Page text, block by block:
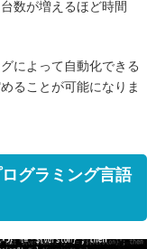
数が増えるほど時間
によって自動化できる
ることが可能になりま
グラミング言語